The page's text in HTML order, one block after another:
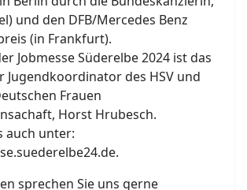
und den DFB/Mercedes Benz
(in Frankfurt).
Jobmesse Süderelbe 2024 ist das
Jugendkoordinator des HSV und
Frauen
Horst Hrubesch.
auch unter:
sprechen Sie uns gerne